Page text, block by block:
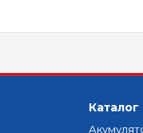
Каталог